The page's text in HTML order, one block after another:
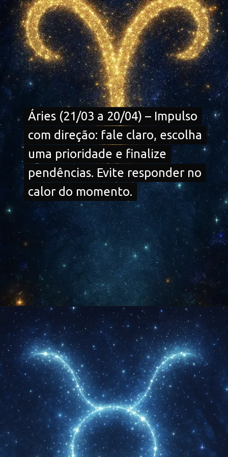
Áries (21/03 a 20/04) – Impulso
com direção: fale claro, escolha
uma prioridade e finalize
pendências. Evite responder no
calor do momento.
Áries (21/03 a 20/04) – Impulso
com direção: fale claro, escolha
uma prioridade e finalize
pendências. Evite responder no
calor do momento.
Opening https://falaregional.com.br/?s=hor%C3%B3scopo